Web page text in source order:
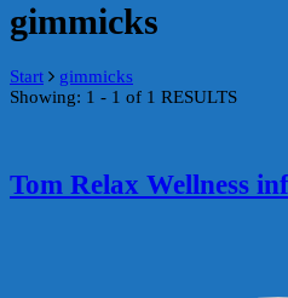
gimmicks
Start
gimmicks
Showing: 1 - 1 of 1 RESULTS
Tom Relax Wellness